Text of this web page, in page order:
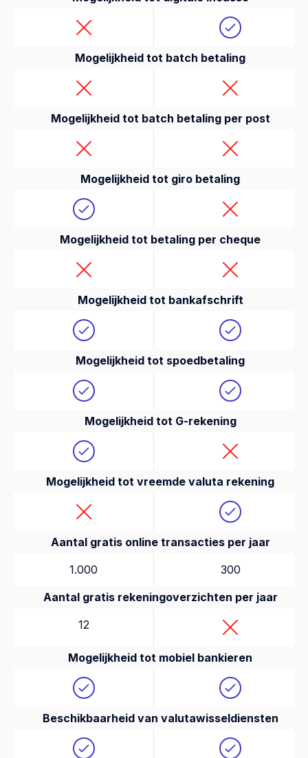
Mogelijkheid tot batch betaling
Mogelijkheid tot batch betaling per post
Mogelijkheid tot giro betaling
Mogelijkheid tot betaling per cheque
Mogelijkheid tot bankafschrift
Mogelijkheid tot spoedbetaling
Mogelijkheid tot G-rekening
Mogelijkheid tot vreemde valuta rekening
Aantal gratis online transacties per jaar
1.000
300
Aantal gratis rekeningoverzichten per jaar
12
Mogelijkheid tot mobiel bankieren
Beschikbaarheid van valutawisseldiensten